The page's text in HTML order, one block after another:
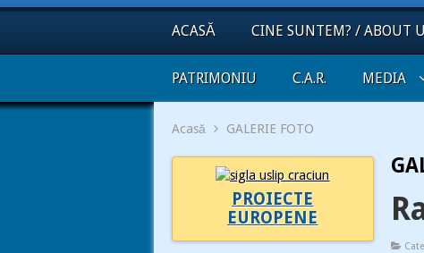
ACASĂ CINE SUNTEM? / ABOUT
PATRIMONIU C.A.R. MEDIA
Acasă GALERIE FOTO
PROIECTE
EUROPENE